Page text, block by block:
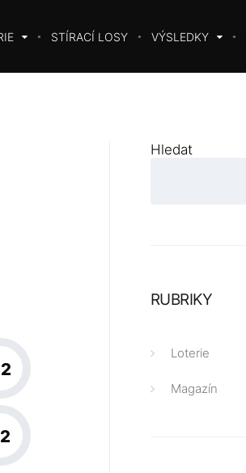
STÍRACÍ LOSY VÝSLEDKY
Hledat
RUBRIKY
Loterie
Magazín